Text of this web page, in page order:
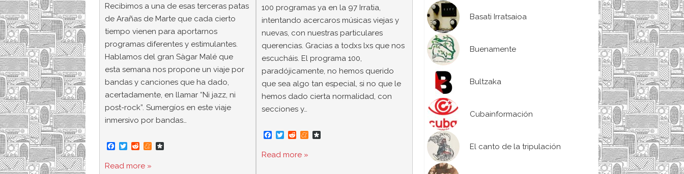
Basati Irratsaioa
Buenamente
Bultzaka
Cubainformación
El canto de la tripulación
Recibimos a una de esas terceras patas
de Arañas de Marte que cada cierto
tiempo vienen para aportarnos
programas diferentes y estimulantes.
Hablamos del gran Sàgar Malé que
esta semana nos propone un viaje por
bandas y canciones que ha dado,
acertadamente, en llamar “Ni jazz, ni
post-rock”. Sumergíos en este viaje
inmersivo por bandas…
F
c
e
T
i
t
R
d
d
M
Read more »
100 programas ya en la 97 Irratia,
intentando acercaros músicas viejas y
nuevas, con nuestras particulares
querencias. Gracias a todxs lxs que nos
escucháis. El programa 100,
paradójicamente, no hemos querido
que sea algo tan especial, si no que le
hemos dado cierta normalidad, con
secciones y…
F
c
e
T
i
t
R
d
d
M D
Read more »